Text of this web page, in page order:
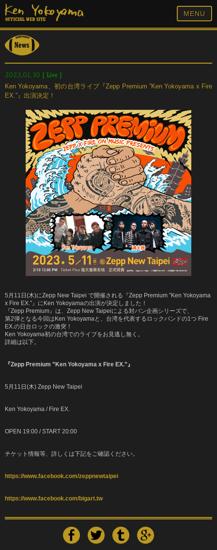
MENU
2023.01.30 [ Live ]
Ken Yokoyama、初の台湾ライブ『Zepp Premium ”Ken Yokoyama x Fire
EX.”』出演決定！
5月11日(木)にZepp New Taipei で開催される『Zepp Premium ”Ken Yokoyama
x Fire EX.”』にKen Yokoyamaの出演が決定しました！
『Zepp Premium』は、Zepp New Taipeiによる対バン企画シリーズで、
第2弾となる今回はKen Yokoyamaと、台湾を代表するロックバンドの1つ Fire
EX.の日台ロックの激突！
Ken Yokoyama初の台湾でのライブをお見逃し無く。
詳細は以下。
『Zepp Premium ”Ken Yokoyama x Fire EX.”』
5月11日(木) Zepp New Taipei
Ken Yokoyama / Fire EX.
OPEN 19:00 / START 20:00
チケット情報等、詳しくは下記をご確認ください。
https://www.facebook.com/zeppnewtaipei
https://www.facebook.com/bigart.tw